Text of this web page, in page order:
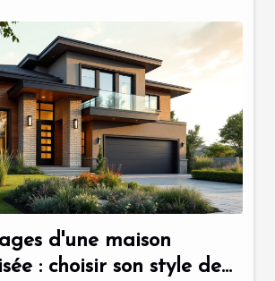
d'une maison
: choisir son style de